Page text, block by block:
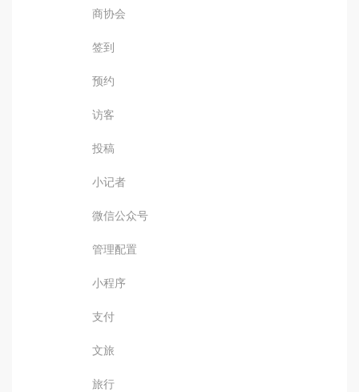
商协会
签到
预约
访客
投稿
小记者
微信公众号
管理配置
小程序
支付
文旅
旅行